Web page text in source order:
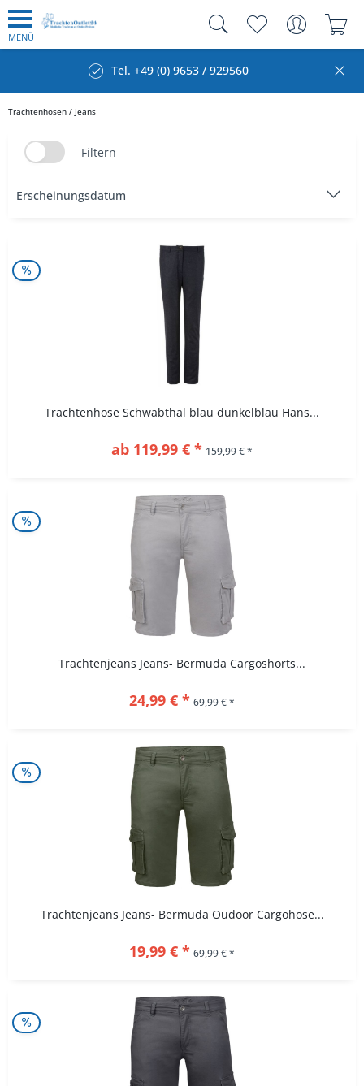
MENÜ
Tel. +49 (0) 9653 / 929560
Trachtenhosen / Jeans
Filtern
Trachtenhose Schwabthal blau dunkelblau Hans...
ab 119,99 € * 159,99 € *
Trachtenjeans Jeans- Bermuda Cargoshorts...
24,99 € * 69,99 € *
Trachtenjeans Jeans- Bermuda Oudoor Cargohose...
19,99 € * 69,99 € *